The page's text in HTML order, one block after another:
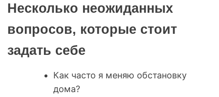
Несколько неожиданных
вопросов, которые стоит
задать себе
Как часто я меняю обстановку
дома?